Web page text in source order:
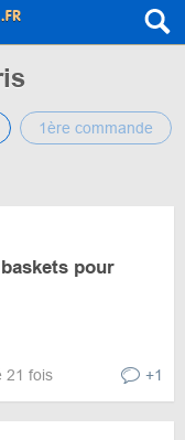
1ère commande
pour
21 fois +1